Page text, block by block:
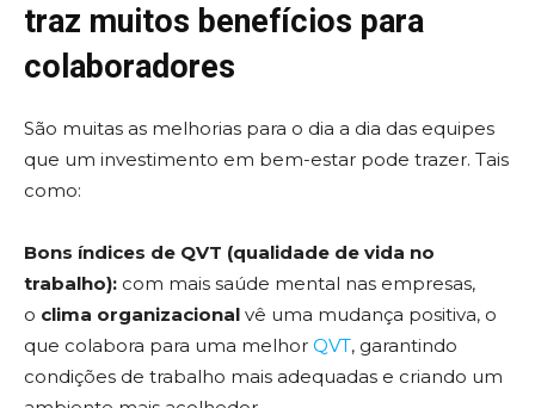
traz muitos benefícios para
colaboradores
São muitas as melhorias para o dia a dia das equipes
que um investimento em bem-estar pode trazer. Tais
como:
Bons índices de QVT (qualidade de vida no
trabalho): com mais saúde mental nas empresas,
o clima organizacional vê uma mudança positiva, o
que colabora para uma melhor QVT, garantindo
condições de trabalho mais adequadas e criando um